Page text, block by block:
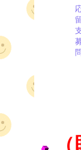
応
留
支
募
問